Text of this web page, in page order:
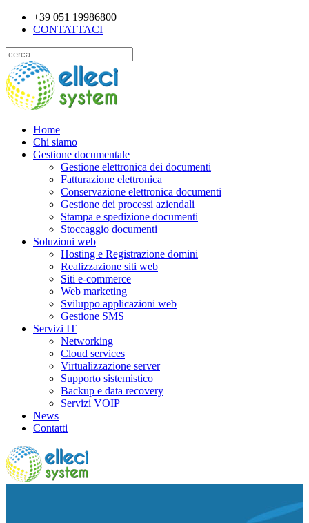
+39 051 19986800
CONTATTACI
Home
Chi siamo
Gestione documentale
Gestione elettronica dei documenti
Fatturazione elettronica
Conservazione elettronica documenti
Gestione dei processi aziendali
Stampa e spedizione documenti
Stoccaggio documenti
Soluzioni web
Hosting e Registrazione domini
Realizzazione siti web
Siti e-commerce
Web marketing
Sviluppo applicazioni web
Gestione SMS
Servizi IT
Networking
Cloud services
Virtualizzazione server
Supporto sistemistico
Backup e data recovery
Servizi VOIP
News
Contatti